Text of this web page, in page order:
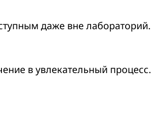
даже вне лабораторий.
в увлекательный процесс.